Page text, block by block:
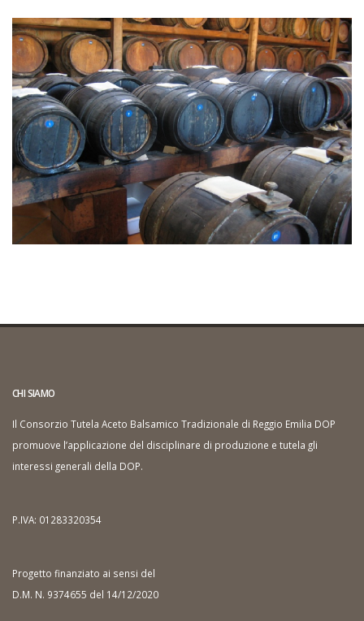
CHI SIAMO
Il Consorzio Tutela Aceto Balsamico Tradizionale di Reggio Emilia DOP
promuove l’applicazione del disciplinare di produzione e tutela gli
interessi generali della DOP.
P.IVA: 01283320354
Progetto finanziato ai sensi del
D.M. N. 9374655 del 14/12/2020